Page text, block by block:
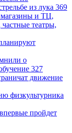
из лука 369
магазины и ТЦ,
частные театры,
о
327
движение
физкультурника
пройдет